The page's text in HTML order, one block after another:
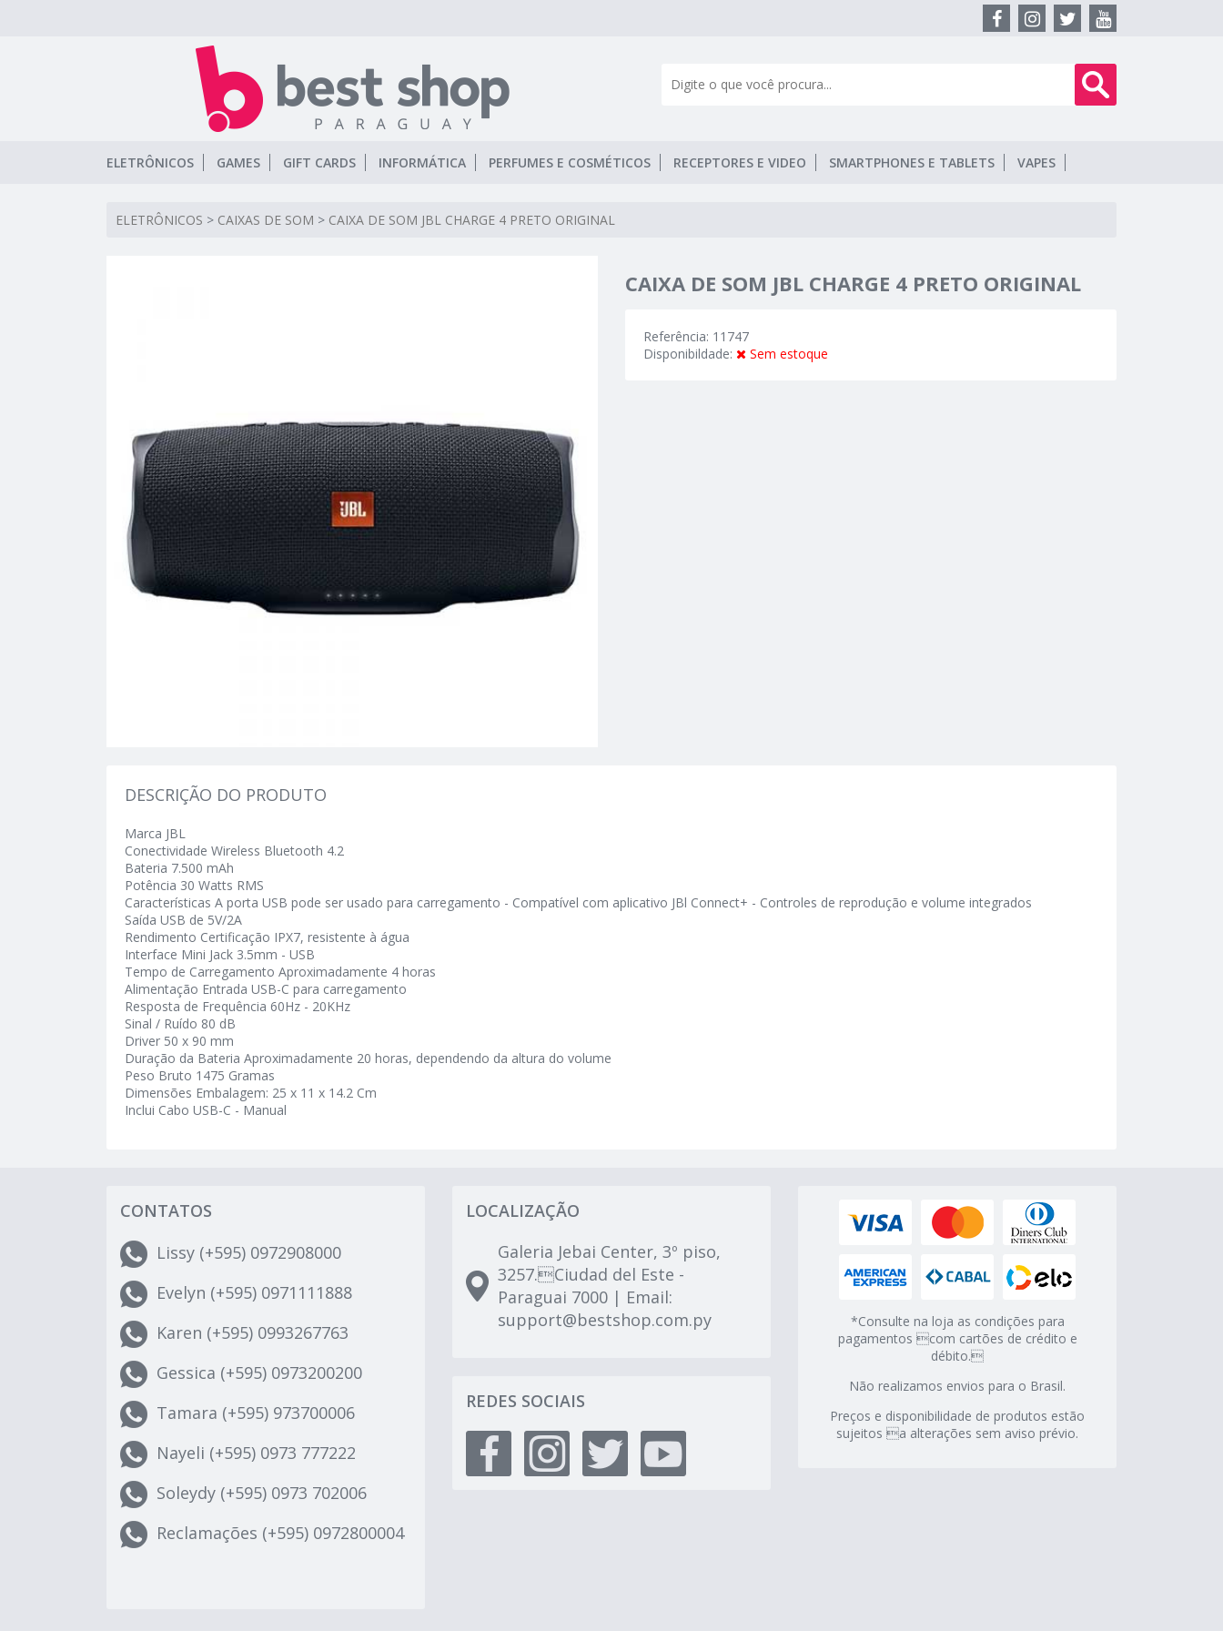
ELETRÔNICOS GAMES GIFT CARDS INFORMÁTICA PERFUMES E COSMÉTICOS RECEPTORES E VIDEO SMARTPHONES E TABLETS VAPES
ELETRÔNICOS > CAIXAS DE SOM > CAIXA DE SOM JBL CHARGE 4 PRETO ORIGINAL
CAIXA DE SOM JBL CHARGE 4 PRETO ORIGINAL
Referência: 11747
Disponibildade:
Sem estoque
DESCRIÇÃO DO PRODUTO
Marca JBL
Conectividade Wireless Bluetooth 4.2
Bateria 7.500 mAh
Potência 30 Watts RMS
Características A porta USB pode ser usado para carregamento - Compatível com aplicativo JBl Connect+ - Controles de reprodução e volume integrados
Saída USB de 5V/2A
Rendimento Certificação IPX7, resistente à água
Interface Mini Jack 3.5mm - USB
Tempo de Carregamento Aproximadamente 4 horas
Alimentação Entrada USB-C para carregamento
Resposta de Frequência 60Hz - 20KHz
Sinal / Ruído 80 dB
Driver 50 x 90 mm
Duração da Bateria Aproximadamente 20 horas, dependendo da altura do volume
Peso Bruto 1475 Gramas
Dimensões Embalagem: 25 x 11 x 14.2 Cm
Inclui Cabo USB-C - Manual
CONTATOS
Lissy (+595) 0972908000
Evelyn (+595) 0971111888
Karen (+595) 0993267763
Gessica (+595) 0973200200
Tamara (+595) 973700006
Nayeli (+595) 0973 777222
Soleydy (+595) 0973 702006
Reclamações (+595) 0972800004
LOCALIZAÇÃO
Galeria Jebai Center, 3º piso,
3257.Ciudad del Este -
Paraguai 7000 | Email:
support@bestshop.com.py
REDES SOCIAIS
*Consulte na loja as condições para
pagamentos com cartões de crédito e
débito.
Não realizamos envios para o Brasil.
Preços e disponibilidade de produtos estão
sujeitos a alterações sem aviso prévio.